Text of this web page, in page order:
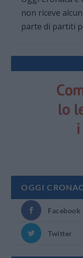
non riceve
parte di partiti
OGGI
Facebook
Twitter